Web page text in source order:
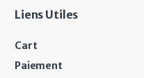
Liens Utiles
Cart
Paiement